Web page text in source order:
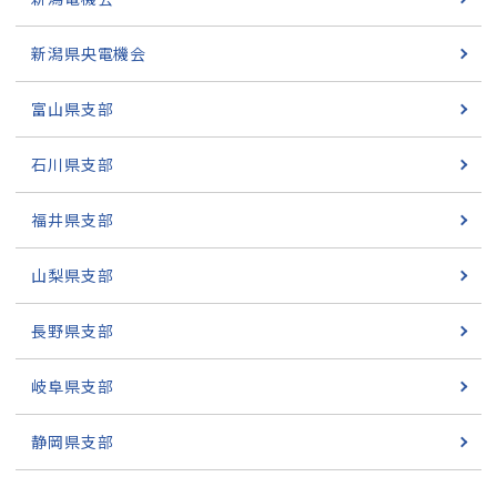
新潟県央電機会
富山県支部
石川県支部
福井県支部
山梨県支部
長野県支部
岐阜県支部
静岡県支部